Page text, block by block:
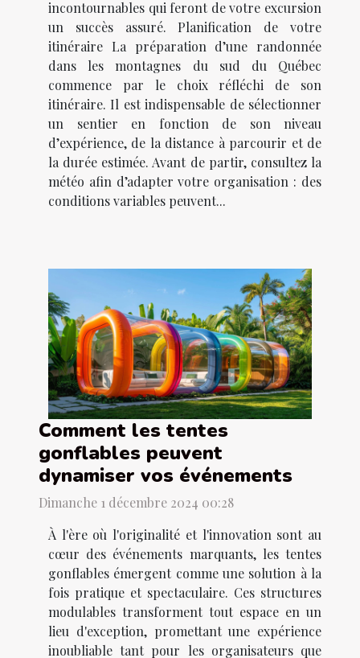
incontournables qui feront de votre excursion
un succès assuré. Planification de votre
itinéraire La préparation d’une randonnée
dans les montagnes du sud du Québec
commence par le choix réfléchi de son
itinéraire. Il est indispensable de sélectionner
un sentier en fonction de son niveau
d’expérience, de la distance à parcourir et de
la durée estimée. Avant de partir, consultez la
météo afin d’adapter votre organisation : des
conditions variables peuvent...
Comment les tentes
gonflables peuvent
dynamiser vos événements
Dimanche 1 décembre 2024 00:28
À l'ère où l'originalité et l'innovation sont au
cœur des événements marquants, les tentes
gonflables émergent comme une solution à la
fois pratique et spectaculaire. Ces structures
modulables transforment tout espace en un
lieu d'exception, promettant une expérience
inoubliable tant pour les organisateurs que